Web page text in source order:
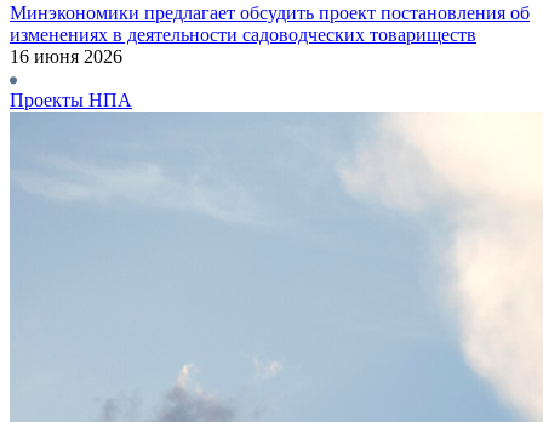
Минэкономики предлагает обсудить проект постановления об
изменениях в деятельности садоводческих товариществ
16 июня 2026
Проекты НПА